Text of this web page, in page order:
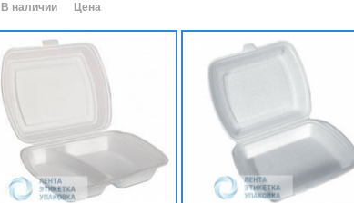
В наличии Цена